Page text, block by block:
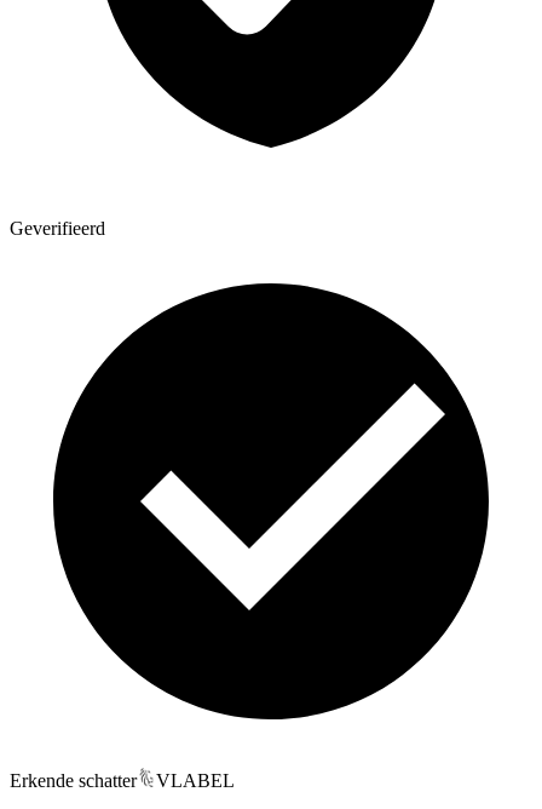
Geverifieerd
Erkende schatter
VLABEL